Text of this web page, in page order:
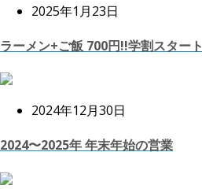
2025年1月23日
ラーメン+ご飯 700円!!学割スタート
2024年12月30日
2024〜2025年 年末年始の営業